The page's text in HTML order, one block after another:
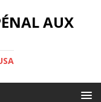
AUX